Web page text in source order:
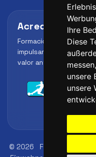
Ihre
Diese
unsere
unsere
Acreditaciones
Formación,
impulsar el perfil
valor ante clubes,
© 2026 FutbolLab